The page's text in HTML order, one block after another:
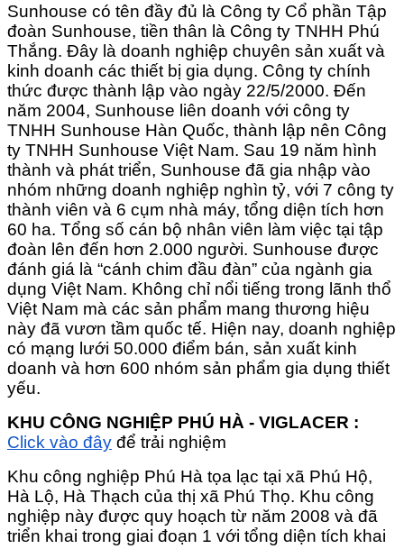
Sunhouse có tên đầy đủ là Công ty Cổ phần Tập
đoàn Sunhouse, tiền thân là Công ty TNHH Phú
Thắng. Đây là doanh nghiệp chuyên sản xuất và
kinh doanh các thiết bị gia dụng. Công ty chính
thức được thành lập vào ngày 22/5/2000. Đến
năm 2004, Sunhouse liên doanh với công ty
TNHH Sunhouse Hàn Quốc, thành lập nên Công
ty TNHH Sunhouse Việt Nam. Sau 19 năm hình
thành và phát triển, Sunhouse đã gia nhập vào
nhóm những doanh nghiệp nghìn tỷ, với 7 công ty
thành viên và 6 cụm nhà máy, tổng diện tích hơn
60 ha. Tổng số cán bộ nhân viên làm việc tại tập
đoàn lên đến hơn 2.000 người. Sunhouse được
đánh giá là “cánh chim đầu đàn” của ngành gia
dụng Việt Nam. Không chỉ nổi tiếng trong lãnh thổ
Việt Nam mà các sản phẩm mang thương hiệu
này đã vươn tầm quốc tế. Hiện nay, doanh nghiệp
có mạng lưới 50.000 điểm bán, sản xuất kinh
doanh và hơn 600 nhóm sản phẩm gia dụng thiết
yếu.
KHU CÔNG NGHIỆP PHÚ HÀ - VIGLACER :
Click vào đây để trải nghiệm
Khu công nghiệp Phú Hà tọa lạc tại xã Phú Hộ,
Hà Lộ, Hà Thạch của thị xã Phú Thọ. Khu công
nghiệp này được quy hoạch từ năm 2008 và đã
triển khai trong giai đoạn 1 với tổng diện tích khai